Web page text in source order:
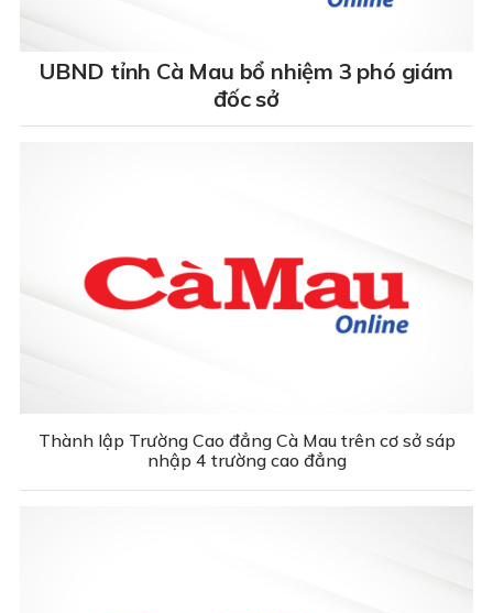
UBND tỉnh Cà Mau bổ nhiệm 3 phó giám
đốc sở
Thành lập Trường Cao đẳng Cà Mau trên cơ sở sáp
nhập 4 trường cao đẳng